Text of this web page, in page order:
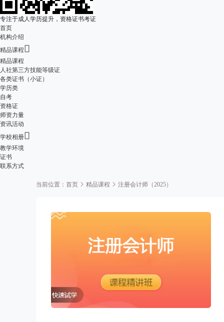
专注于成人学历提升，资格证书考证
首页
机构介绍
精品课程
精品课程
人社第三方技能等级证
各类证书（小证）
学历类
自考
资格证
师资力量
资讯活动
学校相册
教学环境
证书
联系方式
当前位置： 首页 精品课程 注册会计师（2025）